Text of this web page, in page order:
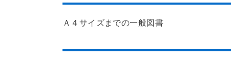
Ａ４サイズまでの一般図書